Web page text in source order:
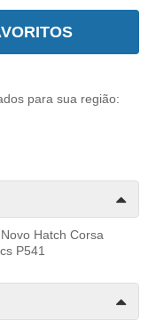
para sua região:
Hatch Corsa
P541